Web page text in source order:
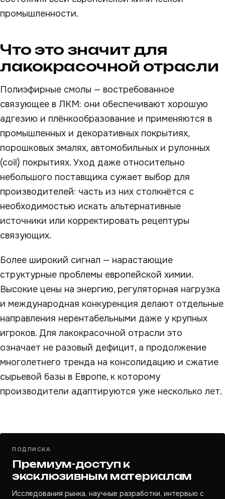
промышленности.
Что это значит для
лакокрасочной отрасли
Полиэфирные смолы — востребованное
связующее в ЛКМ: они обеспечивают хорошую
адгезию и плёнкообразование и применяются в
промышленных и декоративных покрытиях,
порошковых эмалях, автомобильных и рулонных
(coil) покрытиях. Уход даже относительно
небольшого поставщика сужает выбор для
производителей: часть из них столкнётся с
необходимостью искать альтернативные
источники или корректировать рецептуры
связующих.
Более широкий сигнал — нарастающие
структурные проблемы европейской химии.
Высокие цены на энергию, регуляторная нагрузка
и международная конкуренция делают отдельные
направления нерентабельными даже у крупных
игроков. Для лакокрасочной отрасли это
означает не разовый дефицит, а продолжение
многолетнего тренда на консолидацию и сжатие
сырьевой базы в Европе, к которому
производители адаптируются уже несколько лет.
ПОДПИСКА
Премиум-доступ к
эксклюзивным материалам
Исследования рынка, научные разработки, интервью с